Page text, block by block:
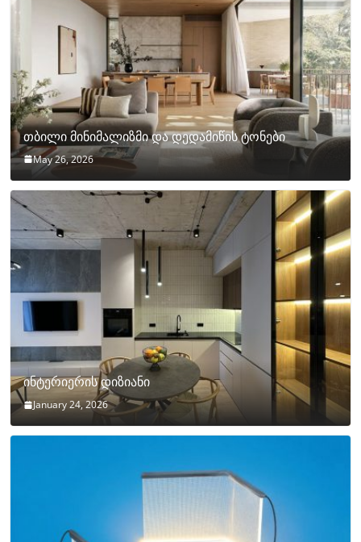
თბილი მინიმალიზმი და დედამიწის ტონები
May 26, 2026
ინტერიერის დიზიანი
January 24, 2026